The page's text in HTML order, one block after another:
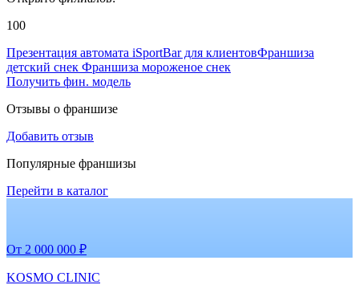
100
Презентация автомата iSportBar для клиентовФраншиза
детский снек Франшиза мороженое снек
Получить фин. модель
Отзывы о франшизе
Добавить отзыв
Популярные франшизы
Перейти в каталог
От 2 000 000 ₽
KOSMO CLINIC